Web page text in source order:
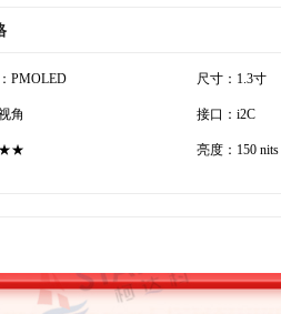
PMOLED 尺寸：1.3寸
角 接口：i2C
亮度：150 nits